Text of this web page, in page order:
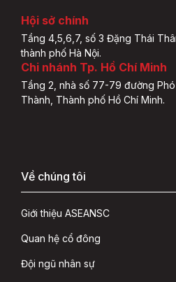
Hội sở chính
Tầng 4,5,6,7, số 3 Đặng Thái
thành phố Hà Nội.
Chi nhánh Tp. Hồ Chí Minh
Tầng 2, nhà số 77-79 đường
Thành, Thành phố Hồ Chí Minh.
Về chúng tôi
Giới thiệu ASEANSC
Quan hệ cổ đông
Đội ngũ nhân sự